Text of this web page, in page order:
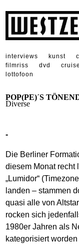
interviews kunst
filmriss
dvd
lottofoon
POP(PE)´S
Diverse
-
Die Berliner
diesem Monat recht
„Lumidor“
landen – stammen
quasi alle von
rocken sich
1980er Jahren als
kategorisiert